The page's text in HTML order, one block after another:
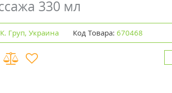
330 мл
Груп, Украина Код Товара: 670468